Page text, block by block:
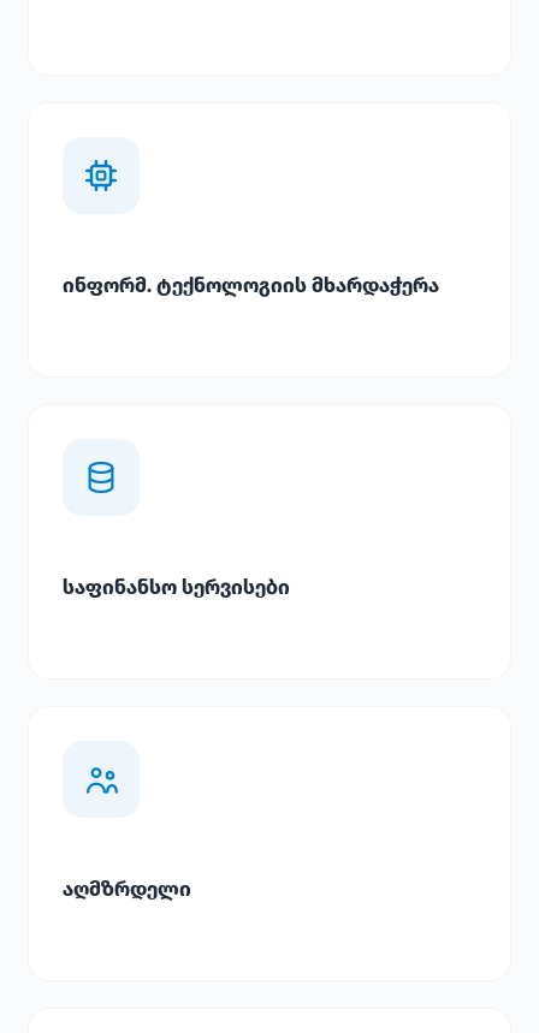
ინფორმ. ტექნოლოგიის მხარდაჭერა
საფინანსო სერვისები
აღმზრდელი